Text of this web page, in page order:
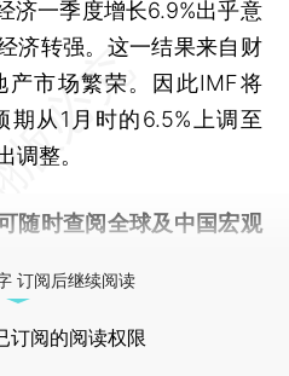
一季度增长6.9%出乎意
济转强。这一结果来自财
市场繁荣。因此IMF将
期从1月时的6.5%上调至
调整。
可随时查阅全球及中国宏观
订阅后继续阅读
订阅的阅读权限